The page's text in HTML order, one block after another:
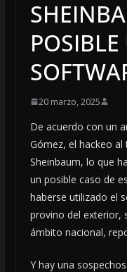
20 marzo, 2025
De acuerdo con un
Gómez, el hackeo
Sheinbaum, lo que
un posible caso de
haberse utilizado el
provino del exterior,
ámbito nacional,
Y hay una